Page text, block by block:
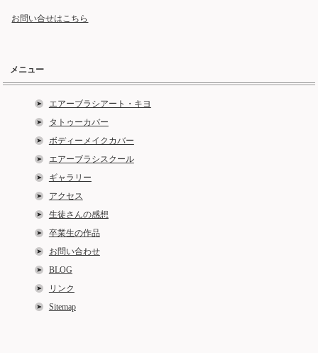
お問い合せはこちら
メニュー
エアーブラシアート・キヨ
タトゥーカバー
ボディーメイクカバー
エアーブラシスクール
ギャラリー
アクセス
生徒さんの感想
卒業生の作品
お問い合わせ
BLOG
リンク
Sitemap